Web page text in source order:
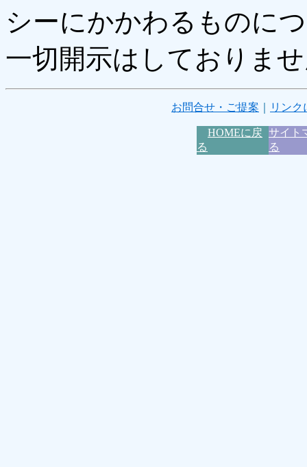
シーにかかわるものに
一切開示はしておりま
お問合せ・ご提案 リンク
HOMEに戻
る
サイト
る